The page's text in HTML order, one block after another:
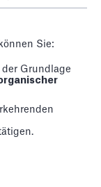
Sie:
Grundlage